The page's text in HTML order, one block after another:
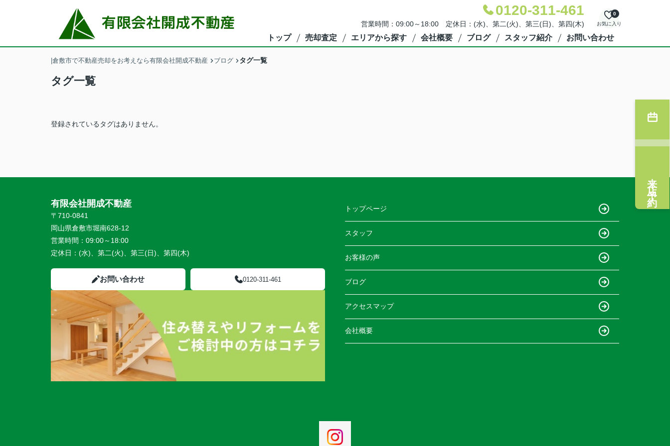
0120-311-461
営業時間：09:00～18:00 定休日：(水)、第二(火)、第三(日)、第四(木) お気に入り
0
トップ 売却査定 エリアから探す 会社概要 ブログ スタッフ紹介 お問い合わせ
|倉敷市で不動産売却をお考えなら有限会社開成不動産 ブログ タグ一覧
タグ一覧
登録されているタグはありません。
来店予約
有限会社開成不動産
〒710-0841
岡山県倉敷市堀南628-12
営業時間： 09:00～18:00
定休日： (水)、第二(火)、第三(日)、第四(木)
お問い合わせ 0120-311-461
トップページ
スタッフ
お客様の声
ブログ
アクセスマップ
会社概要